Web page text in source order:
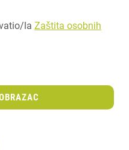
la Zaštita osobnih